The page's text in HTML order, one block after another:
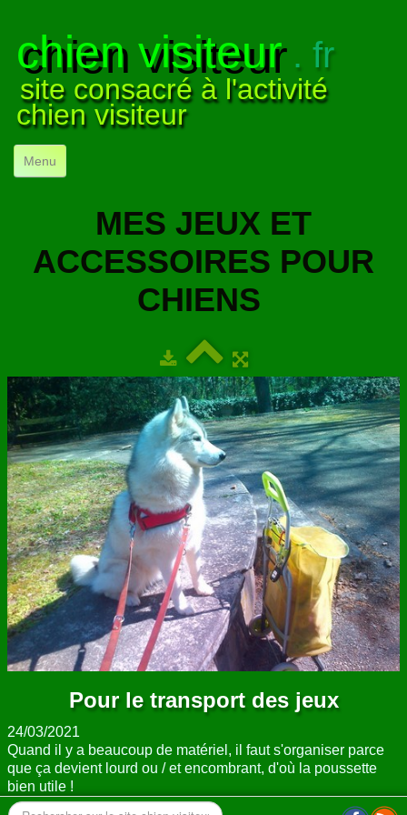
chien visiteur. fr
site consacré à l'activité
chien visiteur
Menu
NOTRE ACTIVITÉ ▼
VISUELS ▼
ANNUAIRE
CONTACT
MES JEUX ET
ACCESSOIRES POUR
CHIENS
Pour le transport des jeux
24/03/2021
Quand il y a beaucoup de matériel, il faut s'organiser parce
que ça devient lourd ou / et encombrant, d'où la poussette
bien utile !